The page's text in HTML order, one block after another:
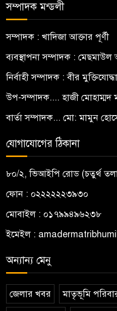
সম্পাদক মন্ডলী
সম্পাদক : খাদিজা আক্তার পূর্ণী
ব্যবস্থাপনা সম্পাদক :
নির্বাহী সম্পাদক : বীর
উপ-সম্পাদক.... হাজী মোহাম্মদ
বার্তা সম্পাদক... মো: মামুন
যোগাযোগের ঠিকানা
৮০/২, ভিআইপি রোড (চতুর্থ
ফোন : ০২২২২২২৩৯৩০
মোবাইল : ০১৭৯৯৪৯৬২৩৮
ইমেইল :
অন্যান্য মেনু
জেলার খবর মাতৃভূমি